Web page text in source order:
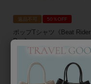
返品不可 50％OFF
ポップTシャツ《Beat Rider
Dog》
12,980
6,490 税込